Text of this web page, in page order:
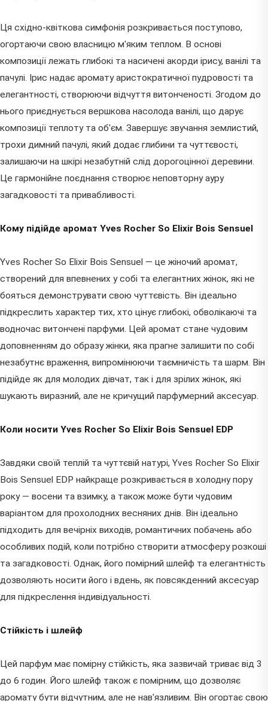
Ця східно-квіткова симфонія розкривається поступово,
огортаючи свою власницю м'яким теплом. В основі
композиції лежать глибокі та насичені акорди ірису, ванілі та
пачулі. Ірис надає аромату аристократичної пудровості та
елегантності, створюючи відчуття витонченості. Згодом до
нього приєднується вершкова насолода ванілі, що дарує
композиції теплоту та об'єм. Завершує звучання землистий,
трохи димний пачулі, який додає глибини та чуттєвості,
залишаючи на шкірі незабутній слід дорогоцінної деревини.
Це гармонійне поєднання створює неповторну ауру
загадковості та привабливості.
Кому підійде аромат Yves Rocher So Elixir Bois Sensuel
Yves Rocher So Elixir Bois Sensuel — це жіночий аромат,
створений для впевнених у собі та елегантних жінок, які не
бояться демонструвати свою чуттєвість. Він ідеально
підкреслить характер тих, хто цінує глибокі, обволікаючі та
водночас витончені парфуми. Цей аромат стане чудовим
доповненням до образу жінки, яка прагне залишити по собі
незабутнє враження, випромінюючи таємничість та шарм. Він
підійде як для молодих дівчат, так і для зрілих жінок, які
шукають виразний, але не кричущий парфумерний аксесуар.
Коли носити Yves Rocher So Elixir Bois Sensuel EDP
Завдяки своїй теплій та чуттєвій натурі, Yves Rocher So Elixir
Bois Sensuel EDP найкраще розкривається в холодну пору
року — восени та взимку, а також може бути чудовим
варіантом для прохолодних весняних днів. Він ідеально
підходить для вечірніх виходів, романтичних побачень або
особливих подій, коли потрібно створити атмосферу розкоші
та загадковості. Однак, його помірний шлейф та елегантність
дозволяють носити його і вдень, як повсякденний аксесуар
для підкреслення індивідуальності.
Стійкість і шлейф
Цей парфум має помірну стійкість, яка зазвичай триває від 3
до 6 годин. Його шлейф також є помірним, що дозволяє
аромату бути відчутним, але не нав'язливим. Він огортає свою